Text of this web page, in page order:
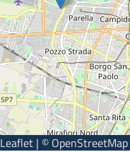
Leaflet | © OpenStreetMap